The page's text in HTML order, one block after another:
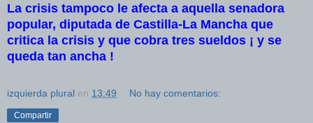
La crisis tampoco le afecta a aquella senadora
popular, diputada de Castilla-La Mancha que
critica la crisis y que cobra tres sueldos ¡ y se
queda tan ancha !
izquierda plural en 13:49 No hay comentarios:
Compartir